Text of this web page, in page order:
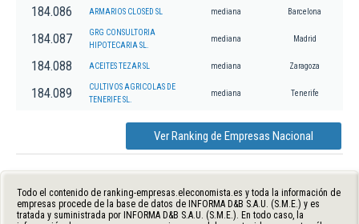
184.086 ARMARIOS CLOSED SL mediana Barcelona
184.087
GRG CONSULTORIA
HIPOTECARIA SL.
mediana Madrid
184.088 ACEITES TEZAR SL mediana Zaragoza
184.089
CULTIVOS AGRICOLAS DE
TENERIFE SL.
mediana Tenerife
Ver Ranking de Empresas Nacional
Todo el contenido de ranking-empresas.eleconomista.es y toda la información de
empresas procede de la base de datos de INFORMA D&B S.A.U. (S.M.E.) y es
tratada y suministrada por INFORMA D&B S.A.U. (S.M.E.). En todo caso, la